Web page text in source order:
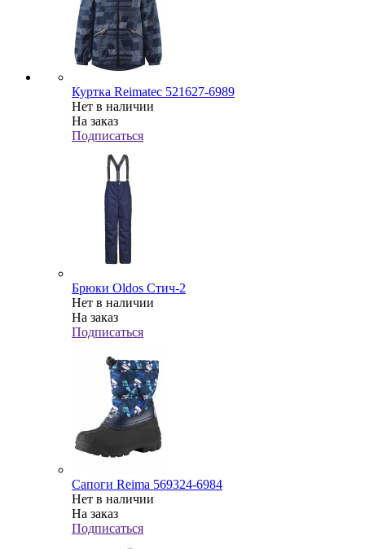
Куртка Reimatec 521627-6989
Нет в наличии
На заказ
Подписаться
Брюки Oldos Стич-2
Нет в наличии
На заказ
Подписаться
Сапоги Reima 569324-6984
Нет в наличии
На заказ
Подписаться